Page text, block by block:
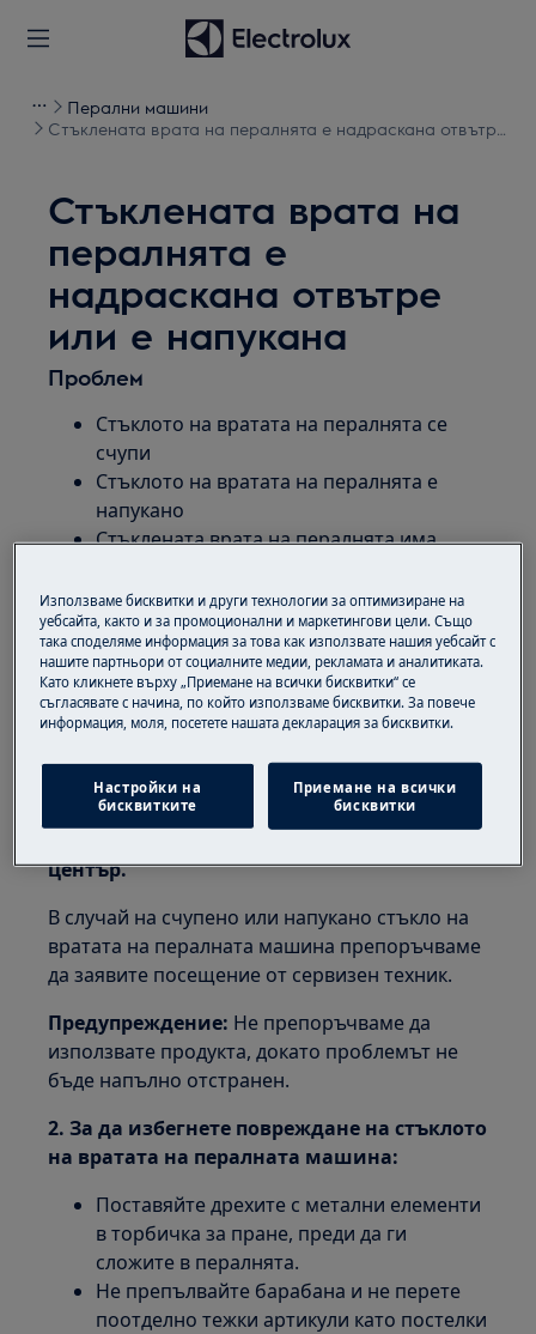
Перални машини
Стъклената врата на пералнята е надраскана отвътре
Стъклената врата на
пералнята е
надраскана отвътре
или е напукана
Проблем
Стъклото на вратата на пералнята се
счупи
Стъклото на вратата на пералнята е
напукано
Стъклената врата на пералнята има
Отнася се до
Перална машина с предно зареждане
(вградена и свободностояща)
Пералня със сушилня
Решение
център.
В случай на счупено или напукано стъкло на
вратата на пералната машина препоръчваме
да заявите посещение от сервизен техник.
Предупреждение: Не препоръчваме да
използвате продукта, докато проблемът не
бъде напълно отстранен.
2. За да избегнете повреждане на стъклото
на вратата на пералната машина:
Поставяйте дрехите с метални елементи
в торбичка за пране, преди да ги
сложите в пералнята.
Не препълвайте барабана и не перете
поотделно тежки артикули като постелки
Използваме бисквитки и други технологии за оптимизиране на
уебсайта, както и за промоционални и маркетингови цели. Също
така споделяме информация за това как използвате нашия уебсайт с
нашите партньори от социалните медии, рекламата и аналитиката.
Като кликнете върху „Приемане на всички бисквитки“ се
съгласявате с начина, по който използваме бисквитки. За повече
информация, моля, посетете нашата декларация за бисквитки.
Настройки на
бисквитките
Приемане на всички
бисквитки